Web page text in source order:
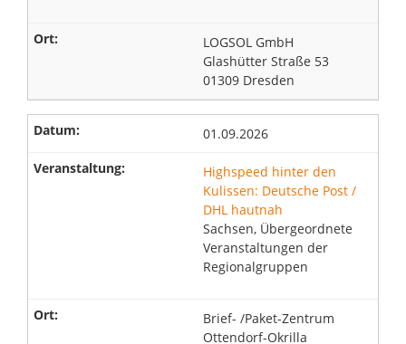
LOGSOL GmbH
Glashütter Straße 53
01309 Dresden
01.09.2026
Highspeed hinter den
Kulissen: Deutsche Post /
DHL hautnah
Sachsen, Übergeordnete
Veranstaltungen der
Regionalgruppen
Brief- /Paket-Zentrum
Ottendorf-Okrilla